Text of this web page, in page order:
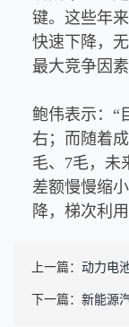
键。这些年
快速下降，
最大竞争因素
鲍伟表示：“
右；而随着
毛、7毛，未
差额慢慢缩
降，梯次利
上一篇： 动力电
下一篇： 新能源